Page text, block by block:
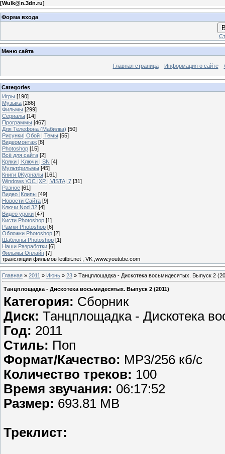
[Wulk@n.3dn.ru]
Форма входа
Меню сайта
Главная страница Информация о сайте
Categories
Игры [190]
Музыка [286]
Фильмы [299]
Сериалы [14]
Программы [467]
Для Телефона (Мабилка) [50]
Рисунки| Обой | Темы [55]
Видеомонтаж [8]
Photoshop [15]
Всё для сайта [2]
Кряки | Kлючи | SN [4]
Мультфильмы [45]
Книги |Журналы [161]
Windows \OC |XP | VISTA| 7 [31]
Разное [61]
Видео |Клипы [49]
Новости Сайта [9]
Ключи Nod 32 [4]
Видео уроки [47]
Кисти Photoshop [1]
Рамки Photoshop [6]
Обложки Photoshop [2]
Шаблоны Photoshop [1]
Наши Разработки [6]
Фильмы Онлайн [7]
трансляции фильмов letitbit.net , VK ,www.youtube.com
Главная » 2011 » Июнь » 23 » Танцплощадка - Дискотека восьмидесятых. Выпуск 2
Танцплощадка - Дискотека восьмидесятых. Выпуск 2 (2011)
Категория: Сборник
Диск: Танцплощадка - Дискотека
Год: 2011
Стиль: Поп
Формат/Качество: MP3/256 кб/c
Количество треков: 100
Время звучания: 06:17:52
Размер: 693.81 MB
Треклист: